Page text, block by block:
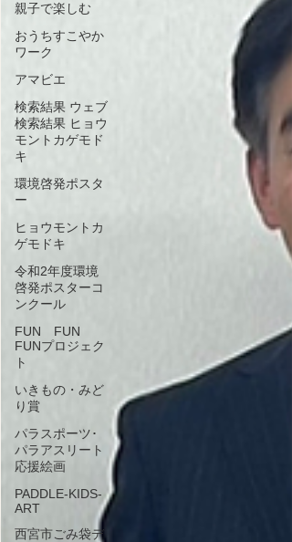
親子で楽しむ
おうちすこやか
ワーク
アマビエ
検索結果 ウェブ
検索結果 ヒョウ
モントカゲモド
キ
環境啓発ポスタ
ー
ヒョウモントカ
ゲモドキ
令和2年度環境
啓発ポスターコ
ンクール
FUN FUN
FUNプロジェク
ト
いきもの・みど
り賞
パラスポーツ･
パラアスリート
応援絵画
PADDLE-KIDS-
ART
西宮市ごみ袋デ